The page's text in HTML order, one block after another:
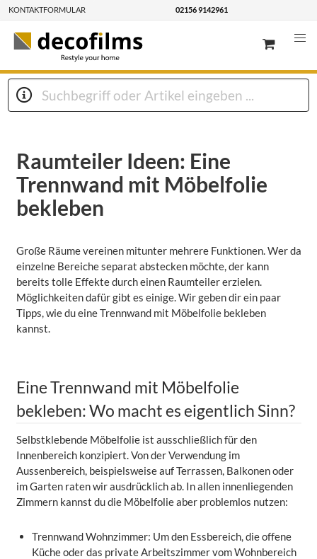
KONTAKTFORMULAR 02156 9142961
Raumteiler Ideen: Eine
Trennwand mit Möbelfolie
bekleben
Große Räume vereinen mitunter mehrere Funktionen. Wer da
einzelne Bereiche separat abstecken möchte, der kann
bereits tolle Effekte durch einen Raumteiler erzielen.
Möglichkeiten dafür gibt es einige. Wir geben dir ein paar
Tipps, wie du eine Trennwand mit Möbelfolie bekleben
kannst.
Eine Trennwand mit Möbelfolie
bekleben: Wo macht es eigentlich Sinn?
Selbstklebende Möbelfolie ist ausschließlich für den
Innenbereich konzipiert. Von der Verwendung im
Aussenbereich, beispielsweise auf Terrassen, Balkonen oder
im Garten raten wir ausdrücklich ab. In allen innenliegenden
Zimmern kannst du die Möbelfolie aber problemlos nutzen:
Trennwand Wohnzimmer: Um den Essbereich, die offene
Küche oder das private Arbeitszimmer vom Wohnbereich